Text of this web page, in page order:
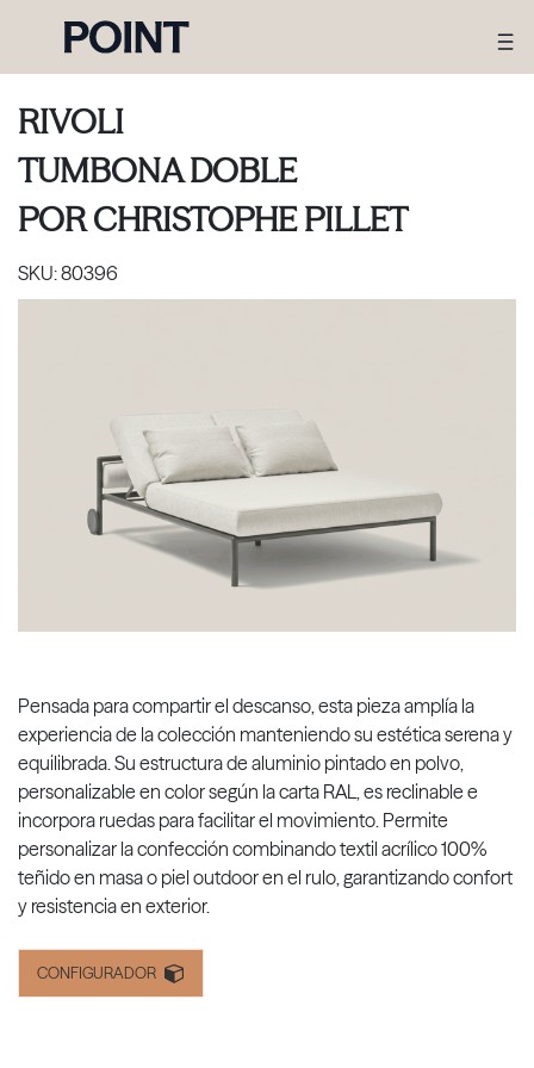
RIVOLI
TUMBONA DOBLE
PORCHRISTOPHE PILLET
SKU:80396
Pensada para compartir el descanso, esta pieza amplía la
experiencia de la colección manteniendo su estética serena y
equilibrada. Su estructura de aluminio pintado en polvo,
personalizable en color según la carta RAL, es reclinable e
incorpora ruedas para facilitar el movimiento. Permite
personalizar la confección combinando textil acrílico 100%
teñido en masa o piel outdoor en el rulo, garantizando confort
y resistencia en exterior.
CONFIGURADOR